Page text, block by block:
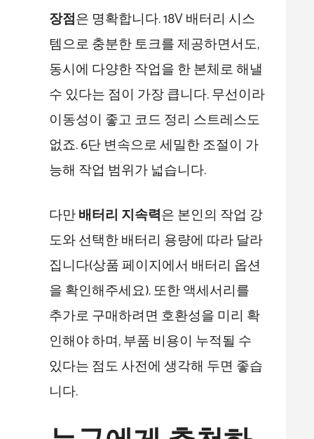
장점은 명확합니다. 18V 배터리 시스
템으로 충분한 토크를 제공하면서도,
동시에 다양한 작업을 한 본체로 해낼
수 있다는 점이 가장 큽니다. 무선이라
이동성이 좋고 코드 정리 스트레스도
없죠. 6단 변속으로 세밀한 조절이 가
능해 작업 범위가 넓습니다.
다만배터리 지속력은 본인의 작업 강
도와 선택한 배터리 용량에 따라 달라
집니다(상품 페이지에서 배터리 옵션
을 확인해주세요). 또한 액세서리를
추가로 구매하려면 호환성을 미리 확
인해야 하며, 부품 비용이 누적될 수
있다는 점도 사전에 생각해 두면 좋습
니다.